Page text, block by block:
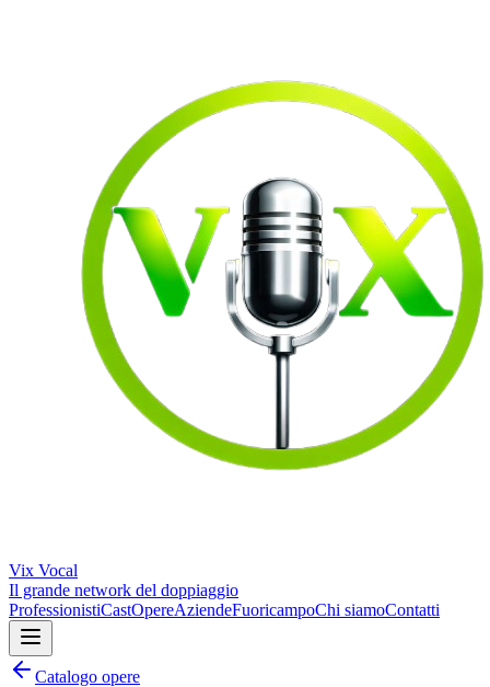
Vix Vocal
Il grande network del doppiaggio
ProfessionistiCastOpereAziendeFuoricampoChi siamoContatti
Catalogo opere